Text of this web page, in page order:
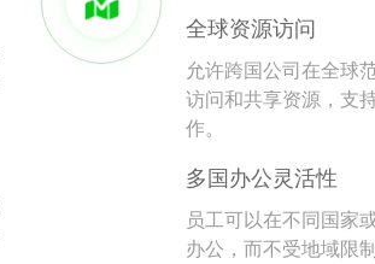
全球资源访问
允许跨国公司在全球
访问和共享资源，支
作。
多国办公灵活性
员工可以在不同国家
办公，而不受地域限制